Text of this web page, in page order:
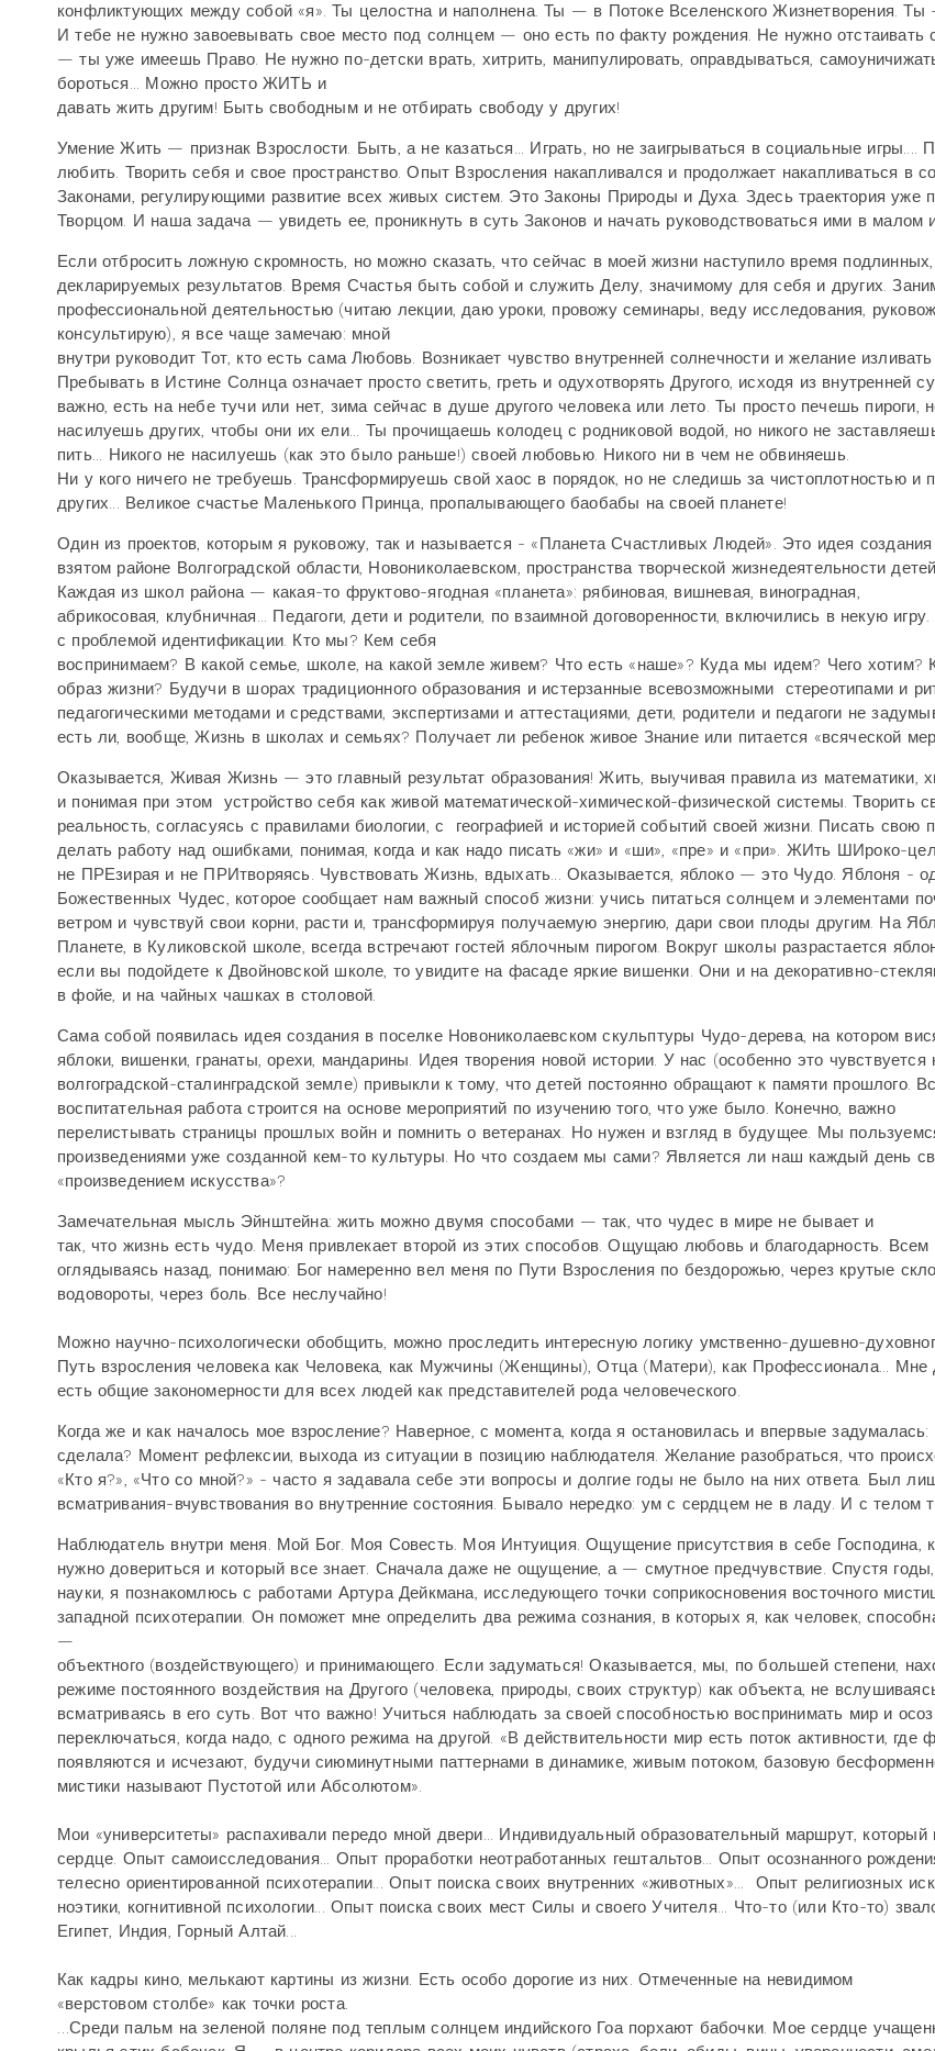
конфликтующих между собой «я». Ты целостна и наполнена. Ты — в Потоке Вселенского Жизнетворения.
И тебе не нужно завоевывать свое место под солнцем — оно есть по факту рождения. Не нужно отстаивать
— ты уже имеешь Право. Не нужно по-детски врать, хитрить, манипулировать, оправдываться,
бороться... Можно просто ЖИТЬ и
давать жить другим! Быть свободным и не отбирать свободу у других!
Умение Жить — признак Взрослости. Быть, а не казаться... Играть, но не заигрываться в социальные игры....
любить. Творить себя и свое пространство. Опыт Взросления накапливался и продолжает накапливаться в
Законами, регулирующими развитие всех живых систем. Это Законы Природы и Духа. Здесь траектория уже
Творцом. И наша задача — увидеть ее, проникнуть в суть Законов и начать руководствоваться ими в малом
Если отбросить ложную скромность, но можно сказать, что сейчас в моей жизни наступило время
декларируемых результатов. Время Счастья быть собой и служить Делу, значимому для себя и других.
профессиональной деятельностью (читаю лекции, даю уроки, провожу семинары, веду исследования,
консультирую), я все чаще замечаю: мной
внутри руководит Тот, кто есть сама Любовь. Возникает чувство внутренней солнечности и желание изливать
Пребывать в Истине Солнца означает просто светить, греть и одухотворять Другого, исходя из внутренней
важно, есть на небе тучи или нет, зима сейчас в душе другого человека или лето. Ты просто печешь пироги,
насилуешь других, чтобы они их ели... Ты прочищаешь колодец с родниковой водой, но никого не
пить... Никого не насилуешь (как это было раньше!) своей любовью. Никого ни в чем не обвиняешь.
Ни у кого ничего не требуешь. Трансформируешь свой хаос в порядок, но не следишь за чистоплотностью и
других... Великое счастье Маленького Принца, пропалывающего баобабы на своей планете!
Один из проектов, которым я руковожу, так и называется - «Планета Счастливых Людей». Это идея
взятом районе Волгоградской области, Новониколаевском, пространства творческой жизнедеятельности
Каждая из школ района — какая-то фруктово-ягодная «планета»: рябиновая, вишневая, виноградная,
абрикосовая, клубничная... Педагоги, дети и родители, по взаимной договоренности, включились в некую
с проблемой идентификации. Кто мы? Кем себя
воспринимаем? В какой семье, школе, на какой земле живем? Что есть «наше»? Куда мы идем? Чего хотим?
образ жизни? Будучи в шорах традиционного образования и истерзанные всевозможными стереотипами и
педагогическими методами и средствами, экспертизами и аттестациями, дети, родители и педагоги не
есть ли, вообще, Жизнь в школах и семьях? Получает ли ребенок живое Знание или питается «всяческой
Оказывается, Живая Жизнь — это главный результат образования! Жить, выучивая правила из математики,
и понимая при этом устройство себя как живой математической-химической-физической системы. Творить
реальность, согласуясь с правилами биологии, с географией и историей событий своей жизни. Писать свою
делать работу над ошибками, понимая, когда и как надо писать «жи» и «ши», «пре» и «при». ЖИть ШИроко-
не ПРЕзирая и не ПРИтворяясь. Чувствовать Жизнь, вдыхать... Оказывается, яблоко — это Чудо. Яблоня -
Божественных Чудес, которое сообщает нам важный способ жизни: учись питаться солнцем и элементами
ветром и чувствуй свои корни, расти и, трансформируя получаемую энергию, дари свои плоды другим. На
Планете, в Куликовской школе, всегда встречают гостей яблочным пирогом. Вокруг школы разрастается
если вы подойдете к Двойновской школе, то увидите на фасаде яркие вишенки. Они и на декоративно-
в фойе, и на чайных чашках в столовой.
Сама собой появилась идея создания в поселке Новониколаевском скульптуры Чудо-дерева, на котором
яблоки, вишенки, гранаты, орехи, мандарины. Идея творения новой истории. У нас (особенно это чувствуется
волгоградской-сталинградской земле) привыкли к тому, что детей постоянно обращают к памяти прошлого.
воспитательная работа строится на основе мероприятий по изучению того, что уже было. Конечно, важно
перелистывать страницы прошлых войн и помнить о ветеранах. Но нужен и взгляд в будущее. Мы
произведениями уже созданной кем-то культуры. Но что создаем мы сами? Является ли наш каждый день
«произведением искусства»?
Замечательная мысль Эйнштейна: жить можно двумя способами — так, что чудес в мире не бывает и
так, что жизнь есть чудо. Меня привлекает второй из этих способов. Ощущаю любовь и благодарность. Всем
оглядываясь назад, понимаю: Бог намеренно вел меня по Пути Взросления по бездорожью, через крутые
водовороты, через боль. Все неслучайно!
Можно научно-психологически обобщить, можно проследить интересную логику умственно-душевно-
Путь взросления человека как Человека, как Мужчины (Женщины), Отца (Матери), как Профессионала... Мне
есть общие закономерности для всех людей как представителей рода человеческого.
Когда же и как началось мое взросление? Наверное, с момента, когда я остановилась и впервые задумалась:
сделала? Момент рефлексии, выхода из ситуации в позицию наблюдателя. Желание разобраться, что
«Кто я?», «Что со мной?» - часто я задавала себе эти вопросы и долгие годы не было на них ответа. Был
всматривания-вчувствования во внутренние состояния. Бывало нередко: ум с сердцем не в ладу. И с телом
Наблюдатель внутри меня. Мой Бог. Моя Совесть. Моя Интуиция. Ощущение присутствия в себе Господина,
нужно довериться и который все знает. Сначала даже не ощущение, а — смутное предчувствие. Спустя
науки, я познакомлюсь с работами Артура Дейкмана, исследующего точки соприкосновения восточного
западной психотерапии. Он поможет мне определить два режима сознания, в которых я, как человек,
—
объектного (воздействующего) и принимающего. Если задуматься! Оказывается, мы, по большей степени,
режиме постоянного воздействия на Другого (человека, природы, своих структур) как объекта, не
всматриваясь в его суть. Вот что важно! Учиться наблюдать за своей способностью воспринимать мир и
переключаться, когда надо, с одного режима на другой. «В действительности мир есть поток активности, где
появляются и исчезают, будучи сиюминутными паттернами в динамике, живым потоком, базовую
мистики называют Пустотой или Абсолютом».
Мои «университеты» распахивали передо мной двери... Индивидуальный образовательный маршрут, который
сердце. Опыт самоисследования... Опыт проработки неотработанных гештальтов... Опыт осознанного
телесно ориентированной психотерапии... Опыт поиска своих внутренних «животных»... Опыт религиозных
ноэтики, когнитивной психологии... Опыт поиска своих мест Силы и своего Учителя... Что-то (или Кто-то)
Египет, Индия, Горный Алтай...
Как кадры кино, мелькают картины из жизни. Есть особо дорогие из них. Отмеченные на невидимом
«верстовом столбе» как точки роста.
…Среди пальм на зеленой поляне под теплым солнцем индийского Гоа порхают бабочки. Мое сердце